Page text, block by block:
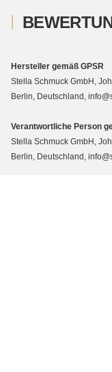
Hersteller gemäß GPSR
Stella Schmuck GmbH,
Berlin, Deutschland,
Verantwortliche Person
Stella Schmuck GmbH,
Berlin, Deutschland,